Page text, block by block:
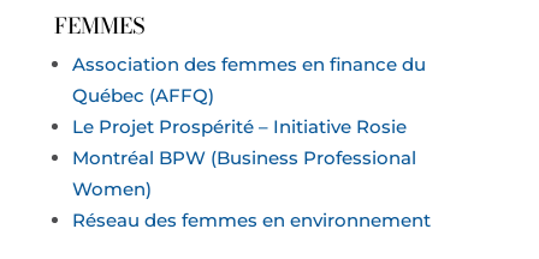
FEMMES
Association des femmes en finance du
Québec (AFFQ)
Le Projet Prospérité – Initiative Rosie
Montréal BPW (Business Professional
Women)
Réseau des femmes en environnement